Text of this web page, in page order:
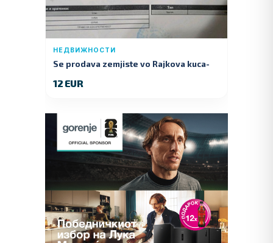
НЕДВИЖНОСТИ
Se prodava zemjiste vo Rajkova kuca-
12 EUR